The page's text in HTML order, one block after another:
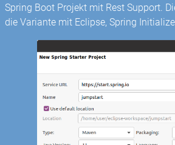
Spring Boot Projekt mit Rest Support.
die Variante mit Eclipse, Spring